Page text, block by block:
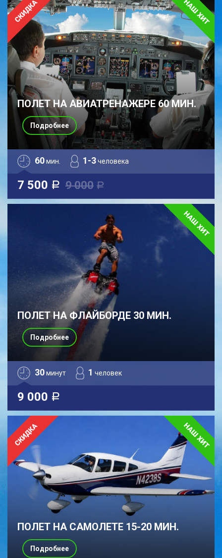
ПОЛЕТ НА АВИАТРЕНАЖЕРЕ 60 МИН.
60мин. 1-3человека
7 500 a 9 000 a
Подробнее
ПОЛЕТ НА ФЛАЙБОРДЕ 30 МИН.
30минут 1 человек
9 000 a
Подробнее
ПОЛЕТ НА САМОЛЕТЕ 15-20 МИН.
Подробнее